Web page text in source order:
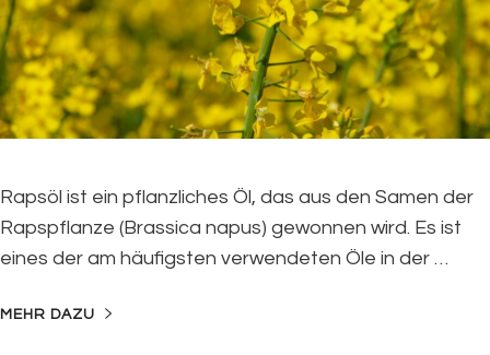
Rapsöl ist ein pflanzliches Öl, das aus den Samen der
Rapspflanze (Brassica napus) gewonnen wird. Es ist
eines der am häufigsten verwendeten Öle in der …
MEHR DAZU